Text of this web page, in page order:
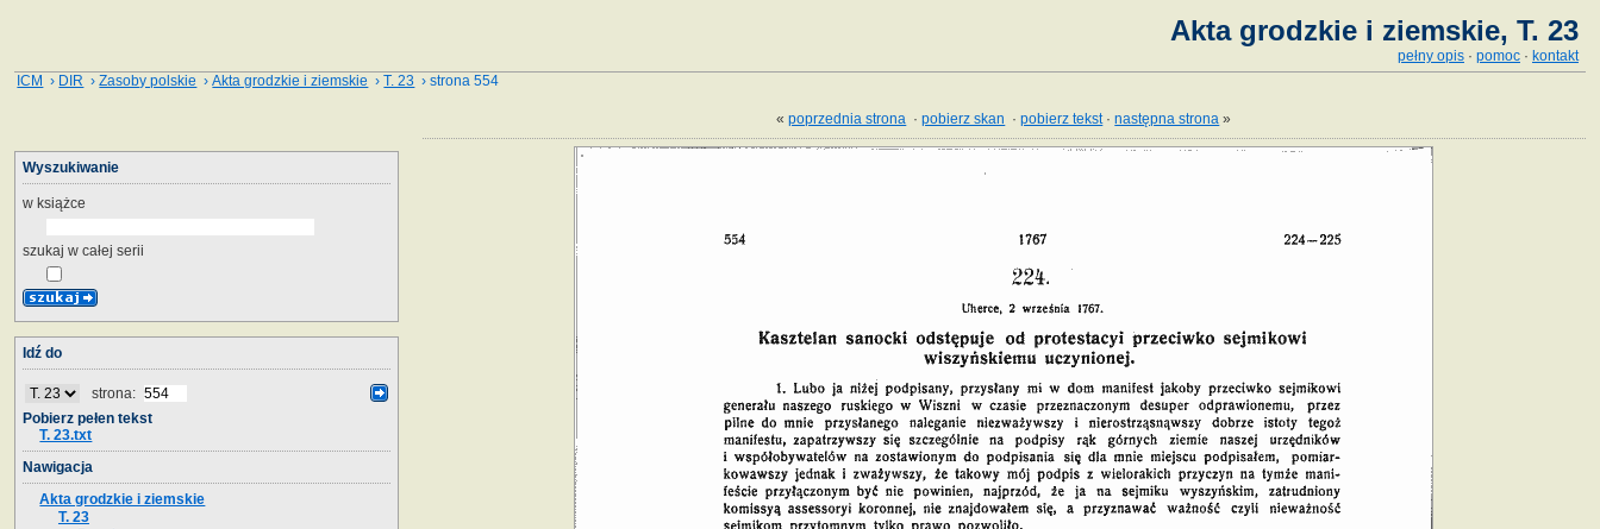
Akta grodzkie i ziemskie, T. 23
pełny opis · pomoc · kontakt
ICM › DIR ›Zasoby polskie ›Akta grodzkie i ziemskie ›T. 23 › strona 554
«poprzednia strona ·pobierz skan ·pobierz tekst·następna strona »
Wyszukiwanie
w książce
szukaj w całej serii
Idź do
strona:
Pobierz pełen tekst
T. 23.txt
Nawigacja
Akta grodzkie i ziemskie
T. 23